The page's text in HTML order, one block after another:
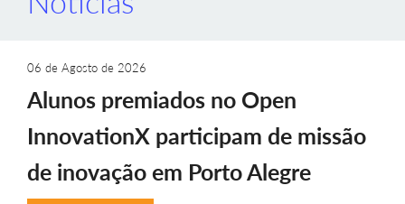
06 de Agosto de 2026
Alunos premiados no Open
InnovationX participam de missão
de inovação em Porto Alegre